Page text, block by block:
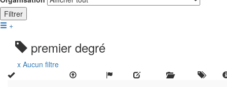
Filtrer
+
premier degré
x Aucun filtre